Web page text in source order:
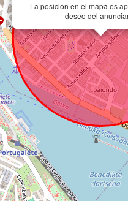
La posición en el mapa es
deseo del